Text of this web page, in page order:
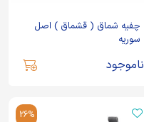
چفیه شماق ( قشماق ) اصل
سوریه
ناموجود
26%